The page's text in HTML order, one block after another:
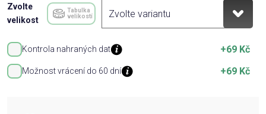
Zvolte
velikost
Tabulka
velikostí
Kontrola nahraných dat +69 Kč
Možnost vrácení do 60 dní +69 Kč